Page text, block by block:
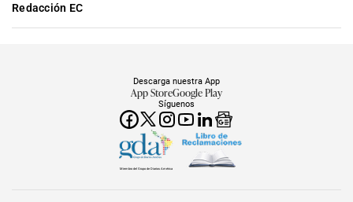
Redacción EC
Síguenos
Descarga nuestra App
App StoreGoogle Play
Miembro del Grupo de Diarios América